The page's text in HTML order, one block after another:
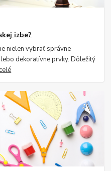
izbe?
nielen vybrať správne
dekoratívne prvky. Dôležitý